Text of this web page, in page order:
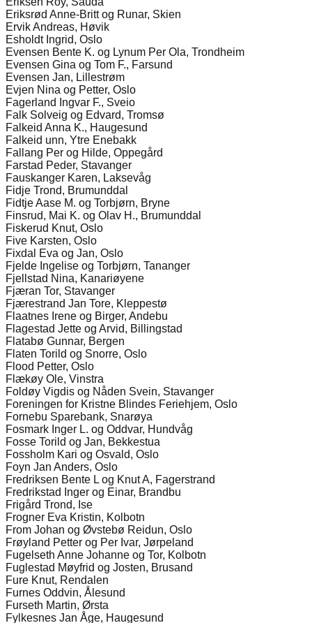
Eriksrød Anne-Britt og Runar, Skien
Ervik Andreas, Høvik
Esholdt Ingrid, Oslo
Evensen Bente K. og Lynum Per Ola, Trondheim
Evensen Gina og Tom F., Farsund
Evensen Jan, Lillestrøm
Evjen Nina og Petter, Oslo
Fagerland Ingvar F., Sveio
Falk Solveig og Edvard, Tromsø
Falkeid Anna K., Haugesund
Falkeid unn, Ytre Enebakk
Fallang Per og Hilde, Oppegård
Farstad Peder, Stavanger
Fauskanger Karen, Laksevåg
Fidje Trond, Brumunddal
Fidtje Aase M. og Torbjørn, Bryne
Finsrud, Mai K. og Olav H., Brumunddal
Fiskerud Knut, Oslo
Five Karsten, Oslo
Fixdal Eva og Jan, Oslo
Fjelde Ingelise og Torbjørn, Tananger
Fjellstad Nina, Kanariøyene
Fjæran Tor, Stavanger
Fjærestrand Jan Tore, Kleppestø
Flaatnes Irene og Birger, Andebu
Flagestad Jette og Arvid, Billingstad
Flatabø Gunnar, Bergen
Flaten Torild og Snorre, Oslo
Flood Petter, Oslo
Flækøy Ole, Vinstra
Foldøy Vigdis og Nåden Svein, Stavanger
Foreningen for Kristne Blindes Feriehjem, Oslo
Fornebu Sparebank, Snarøya
Fosmark Inger L. og Oddvar, Hundvåg
Fosse Torild og Jan, Bekkestua
Fossholm Kari og Osvald, Oslo
Foyn Jan Anders, Oslo
Fredriksen Bente L og Knut A, Fagerstrand
Fredrikstad Inger og Einar, Brandbu
Frigård Trond, Ise
Frogner Eva Kristin, Kolbotn
From Johan og Øvstebø Reidun, Oslo
Frøyland Petter og Per Ivar, Jørpeland
Fugelseth Anne Johanne og Tor, Kolbotn
Fuglestad Møyfrid og Josten, Brusand
Fure Knut, Rendalen
Furnes Oddvin, Ålesund
Furseth Martin, Ørsta
Fylkesnes Jan Åge, Haugesund